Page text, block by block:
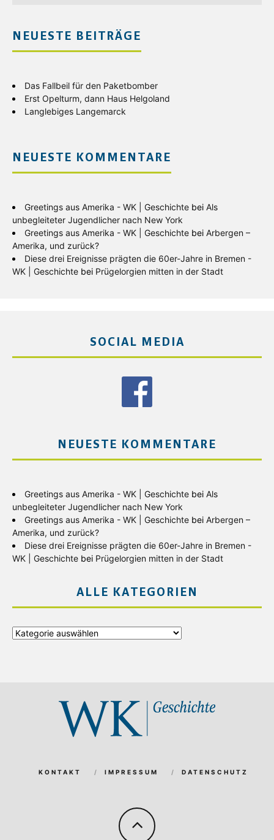
NEUESTE BEITRÄGE
Das Fallbeil für den Paketbomber
Erst Opelturm, dann Haus Helgoland
Langlebiges Langemarck
NEUESTE KOMMENTARE
Greetings aus Amerika - WK | Geschichte bei Als
unbegleiteter Jugendlicher nach New York
Greetings aus Amerika - WK | Geschichte bei Arbergen –
Amerika, und zurück?
Diese drei Ereignisse prägten die 60er-Jahre in Bremen -
WK | Geschichte bei Prügelorgien mitten in der Stadt
SOCIAL MEDIA
NEUESTE KOMMENTARE
Greetings aus Amerika - WK | Geschichte bei Als
unbegleiteter Jugendlicher nach New York
Greetings aus Amerika - WK | Geschichte bei Arbergen –
Amerika, und zurück?
Diese drei Ereignisse prägten die 60er-Jahre in Bremen -
WK | Geschichte bei Prügelorgien mitten in der Stadt
ALLE KATEGORIEN
Alle
KONTAKT IMPRESSUM DATENSCHUTZ